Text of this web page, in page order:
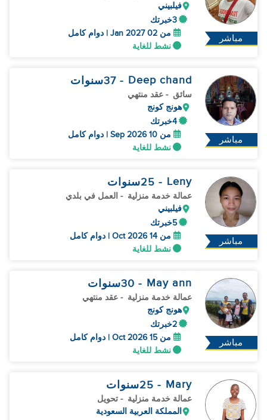
مباشر
فيلبيني
3خبرتك
من 02 Jan 2027 | دوام كامل
نشط للغاية
مباشر
Deep chand
- 37 سنوات
سائق - عقد منتهي
هونج كونج
4خبرتك
من 10 Sep 2026 | دوام كامل
نشط للغاية
مباشر
Leny
- 25 سنوات
عمالة خدمة منزلية - العمل في بلدي
فيلبيني
5خبرتك
من 14 Oct 2026 | دوام كامل
نشط للغاية
مباشر
May ann
- 30 سنوات
عمالة خدمة منزلية - عقد منتهي
هونج كونج
2خبرتك
من 15 Oct 2026 | دوام كامل
نشط للغاية
Mary
- 25 سنوات
عمالة خدمة منزلية - تحويل
المملكة العربية السعودية